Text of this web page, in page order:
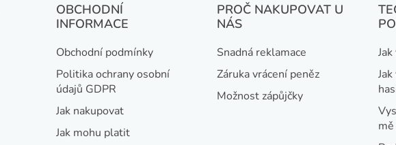
OBCHODNÍ
INFORMACE
Obchodní podmínky
Politika ochrany osobní
údajů GDPR
Jak nakupovat
Jak mohu platit
PROČ NAKUPOVAT U
NÁS
Snadná reklamace
Záruka vrácení peněz
Možnost zápůjčky